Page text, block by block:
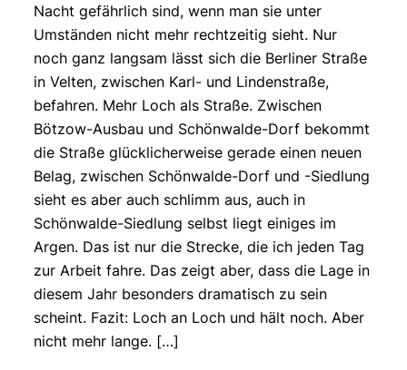
Nacht gefährlich sind, wenn man sie unter
Umständen nicht mehr rechtzeitig sieht. Nur
noch ganz langsam lässt sich die Berliner Straße
in Velten, zwischen Karl- und Lindenstraße,
befahren. Mehr Loch als Straße. Zwischen
Bötzow-Ausbau und Schönwalde-Dorf bekommt
die Straße glücklicherweise gerade einen neuen
Belag, zwischen Schönwalde-Dorf und -Siedlung
sieht es aber auch schlimm aus, auch in
Schönwalde-Siedlung selbst liegt einiges im
Argen. Das ist nur die Strecke, die ich jeden Tag
zur Arbeit fahre. Das zeigt aber, dass die Lage in
diesem Jahr besonders dramatisch zu sein
scheint. Fazit: Loch an Loch und hält noch. Aber
nicht mehr lange. […]